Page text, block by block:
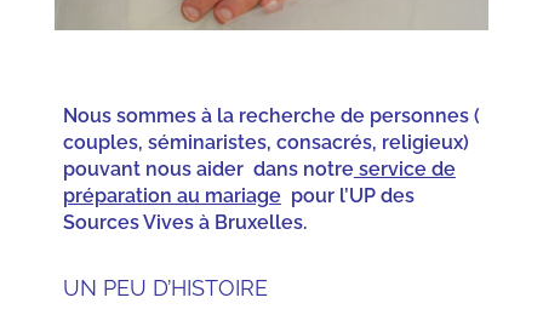
Nous sommes à la recherche de personnes (
couples, séminaristes, consacrés, religieux)
pouvant nous aider dans notre service de
préparation au mariage pour l’UP des
Sources Vives à Bruxelles.
UN PEU D’HISTOIRE